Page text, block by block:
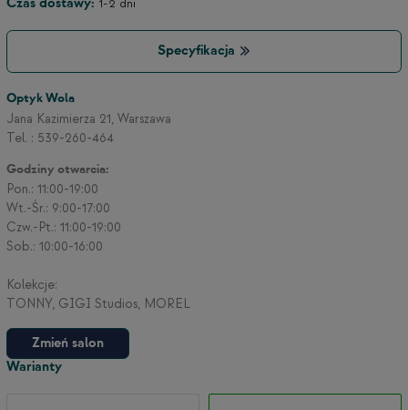
Czas dostawy: 1-2 dni
Specyfikacja
Optyk Wola
Jana Kazimierza 21, Warszawa
Tel. : 539-260-464
Godziny otwarcia:
Zmień salon
Pon.: 11:00-19:00
Wt.-Śr.: 9:00-17:00
Czw.-Pt.: 11:00-19:00
Sob.: 10:00-16:00
Kolekcje:
TONNY, GIGI Studios, MOREL
Warianty